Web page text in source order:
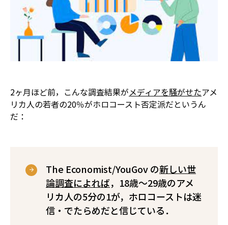
2ヶ月ほど前，こんな調査結果がメディアを騒がせた――アメ
リカ人の若者の20％がホロコースト否定派だというん
だ：
The Economist/YouGov の新しい世
論調査によれば，18歳～29歳のアメ
リカ人の5分の1が，ホロコーストは迷
信・でたらめだと信じている．